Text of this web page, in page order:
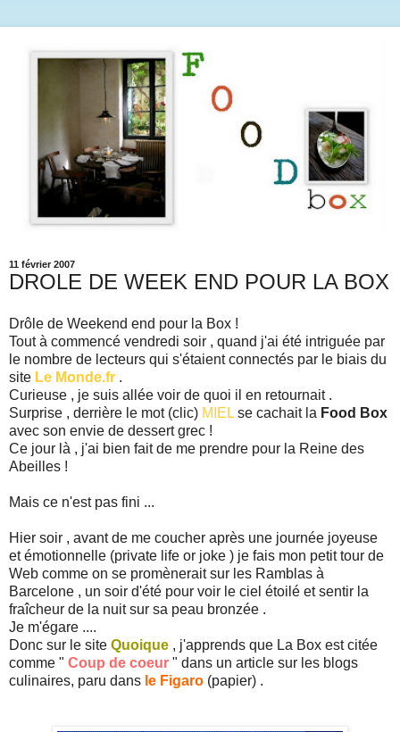
11 février 2007
DROLE DE WEEK END POUR LA BOX
Drôle de Weekend end pour la Box !
Tout à commencé vendredi soir , quand j'ai été intriguée par
le nombre de lecteurs qui s'étaient connectés par le biais du
site Le Monde.fr .
Curieuse , je suis allée voir de quoi il en retournait .
Surprise , derrière le mot (clic) MIELse cachait la Food Box
avec son envie de dessert grec !
Ce jour là , j'ai bien fait de me prendre pour la Reine des
Abeilles !
Mais ce n'est pas fini ...
Hier soir , avant de me coucher après une journée joyeuse
et émotionnelle (private life or joke ) je fais mon petit tour de
Web comme on se promènerait sur les Ramblas à
Barcelone , un soir d'été pour voir le ciel étoilé et sentir la
fraîcheur de la nuit sur sa peau bronzée .
Je m'égare ....
Donc sur le site Quoique , j'apprends que La Box est citée
comme " Coup de coeur " dans un article sur les blogs
culinaires, paru dans le Figaro (papier) .